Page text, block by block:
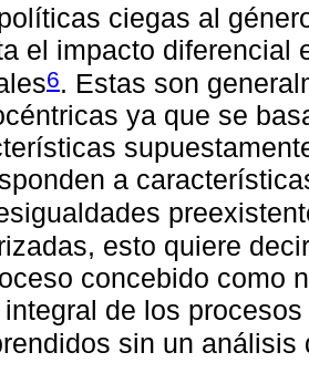
ciegas al
el impacto diferencial
6. Estas son
ya que se
a
esto quiere
concebido como
integral de los
sin un análisis